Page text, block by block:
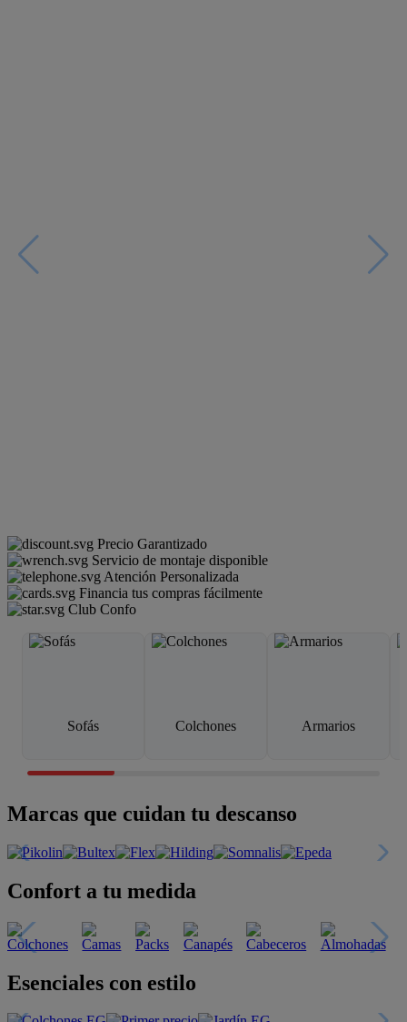
Precio Garantizado
Servicio de montaje disponible
Atención Personalizada
Financia tus compras fácilmente
Club Confo
Sofás Colchones Armarios
Marcas que cuidan tu descanso
Confort a tu medida
Esenciales con estilo